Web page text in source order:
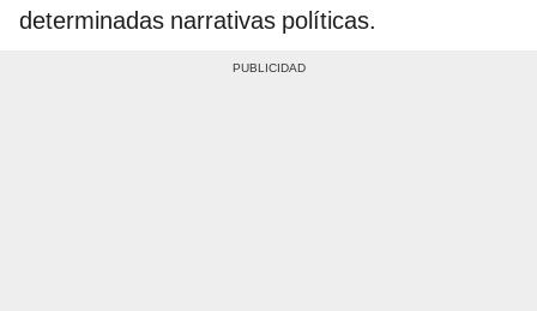
determinadas narrativas políticas.